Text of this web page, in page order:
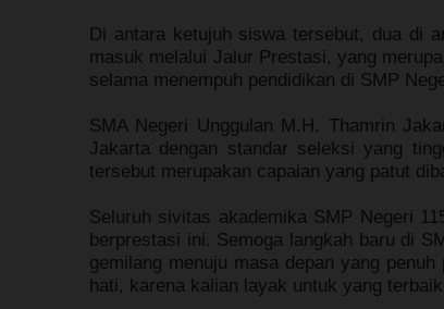
Di antara ketujuh siswa tersebut, dua di
masuk melalui Jalur Prestasi , yang
selama menempuh pendidikan di SMP
SMA Negeri Unggulan M.H. Thamrin
Jakarta dengan standar seleksi yang
tersebut merupakan capaian yang patut
Seluruh sivitas akademika SMP Negeri
berprestasi ini. Semoga langkah baru di
gemilang menuju masa depan yang
hati, karena kalian layak untuk yang